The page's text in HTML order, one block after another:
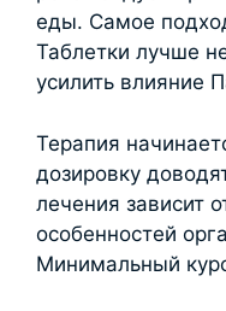
еды. Самое
Таблетки лучше
усилить влияние
Терапия
дозировку
лечения зависит
особенностей
Минимальный